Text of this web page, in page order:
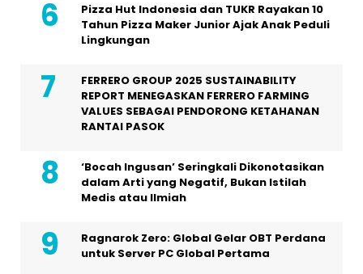
Pizza Hut Indonesia dan TUKR Rayakan 10
Tahun Pizza Maker Junior Ajak Anak Peduli
Lingkungan
FERRERO GROUP 2025 SUSTAINABILITY
REPORT MENEGASKAN FERRERO FARMING
VALUES SEBAGAI PENDORONG KETAHANAN
RANTAI PASOK
‘Bocah Ingusan’ Seringkali Dikonotasikan
dalam Arti yang Negatif, Bukan Istilah
Medis atau Ilmiah
Ragnarok Zero: Global Gelar OBT Perdana
untuk Server PC Global Pertama